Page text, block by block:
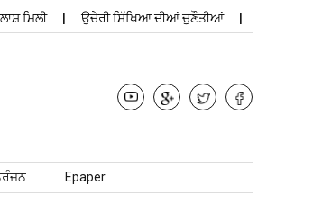
ਉਚੇਰੀ ਸਿੱਖਿਆ ਦੀਆਂ ਚੁਣੌਤੀਆਂ
Epaper